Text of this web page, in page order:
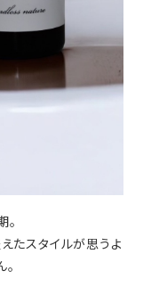
たスタイルが思うよ